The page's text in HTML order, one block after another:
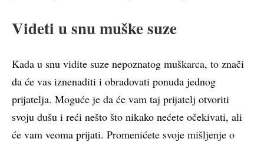
Videti u snu muške suze
Kada u snu vidite suze nepoznatog muškarca, to znači
da će vas iznenaditi i obradovati ponuda jednog
prijatelja. Moguće je da će vam taj prijatelj otvoriti
svoju dušu i reći nešto što nikako nećete očekivati, ali
će vam veoma prijati. Promenićete svoje mišljenje o